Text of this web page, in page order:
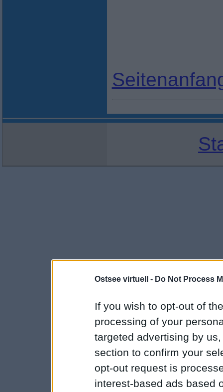
Ostsee virtuell - Do Not Process
If you wish to opt-out of
processing of your
targeted advertising by
section to confirm your
opt-out request is
interest-based ads based